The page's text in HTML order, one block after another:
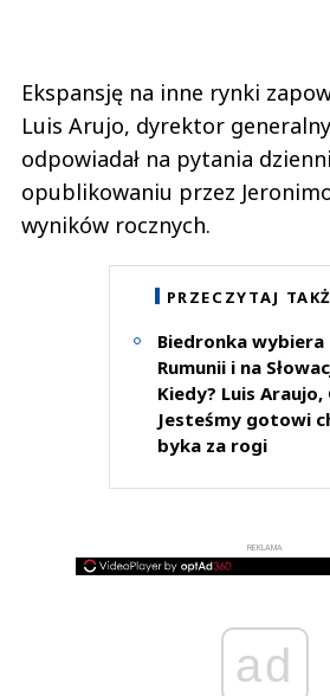
Ekspansję na inne rynki
Luis Arujo, dyrektor
odpowiadał na pytania
opublikowaniu przez
wyników rocznych.
PRZECZYTAJ
Biedronka wybiera
Rumunii i na
Kiedy? Luis Araujo,
Jesteśmy gotowi
byka za rogi
REKLAMA
ad